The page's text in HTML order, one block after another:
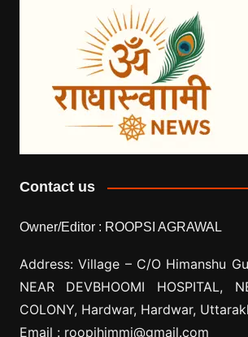
Contact us
Owner/Editor : ROOPSI AGRAWAL
Address: Village – C/O Himanshu
NEAR DEVBHOOMI HOSPITAL,
COLONY, Hardwar, Hardwar,
Email : roopihimmi@gmail.com